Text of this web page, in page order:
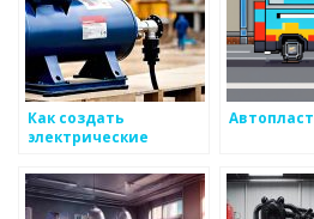
Как создать
электрические
технического
контроля над
процессами в
Автопласт